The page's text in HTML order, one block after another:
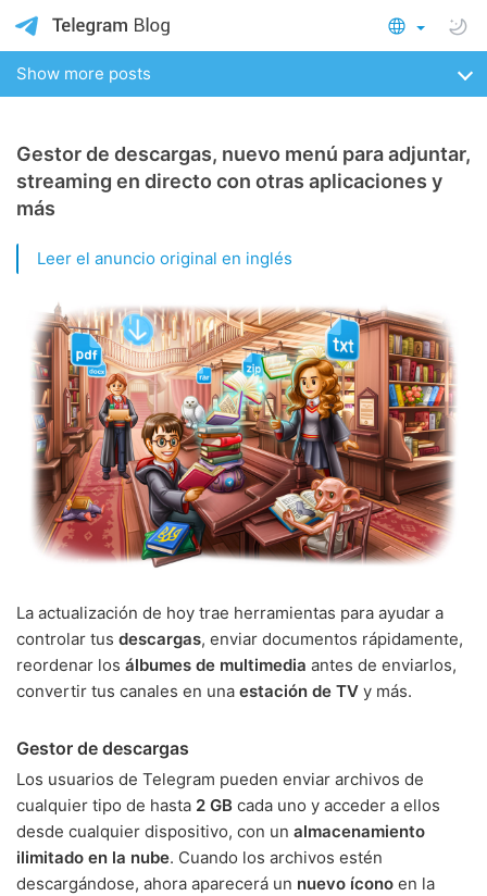
Show more posts
Gestor de descargas, nuevo menú para adjuntar,
streaming en directo con otras aplicaciones y
más
Leer el anuncio original en inglés
La actualización de hoy trae herramientas para ayudar a
controlar tus descargas, enviar documentos rápidamente,
reordenar los álbumes de multimedia antes de enviarlos,
convertir tus canales en una estación de TV y más.
Gestor de descargas
Los usuarios de Telegram pueden enviar archivos de
cualquier tipo de hasta 2 GB cada uno y acceder a ellos
desde cualquier dispositivo, con un almacenamiento
ilimitado en la nube. Cuando los archivos estén
descargándose, ahora aparecerá un nuevo ícono en la